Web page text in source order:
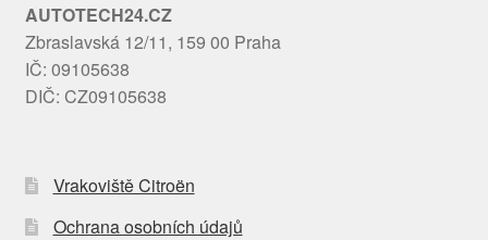
AUTOTECH24.CZ
Zbraslavská 12/11, 159 00 Praha
IČ: 09105638
DIČ: CZ09105638
Vrakoviště Citroën
Ochrana osobních údajů